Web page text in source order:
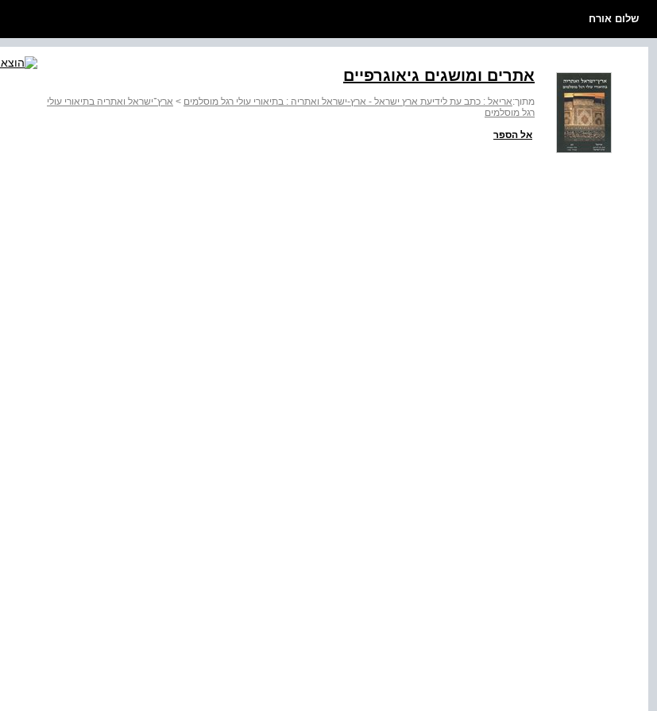
שלום אורח
אתרים ומושגים גיאוגרפיים
מתוך:אריאל : כתב עת לידיעת ארץ ישראל - ארץ-ישראל ואתריה : בתיאורי עולי רגל מוסלמים > ארץ־ישראל ואתריה בתיאורי עולי
רגל מוסלמים
אל הספר